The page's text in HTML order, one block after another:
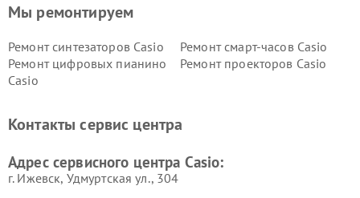
Мы ремонтируем
Ремонт синтезаторов Casio
Ремонт смарт-часов Casio
Ремонт цифровых пианино
Casio
Ремонт проекторов Casio
Контакты сервис центра
Адрес сервисного центра Casio:
г. Ижевск, Удмуртская ул., 304